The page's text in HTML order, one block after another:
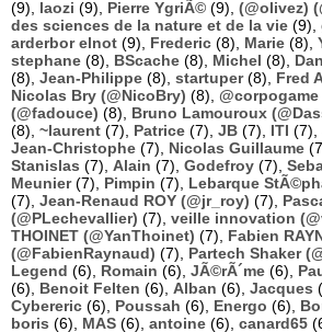
(9), laozi (9), Pierre YgriÃ© (9), (@olivez)
des sciences de la nature et de la vie (9),
arderbor elnot (9), Frederic (8), Marie (8),
stephane (8), BScache (8), Michel (8),
(8), Jean-Philippe (8), startuper(8), Fred
Nicolas Bry (@NicoBry) (8), @corpogame
(@fadouce) (8), Bruno Lamouroux
(8), ~laurent (7), Patrice (7), JB (7), ITI (7),
Jean-Christophe (7), Nicolas Guillaume
Stanislas (7), Alain (7), Godefroy (7),
Meunier(7), Pimpin (7), Lebarque
(7), Jean-Renaud ROY (@jr_roy) (7),
(@PLechevallier) (7), veille innovation
THOINET (@YanThoinet) (7), Fabien
(@FabienRaynaud) (7), Partech Shaker
Legend (6), Romain (6), JÃ©rÃ´me (6),
(6), Benoit Felten (6), Alban (6), Jacques
Cybereric (6), Poussah (6), Energo (6),
boris (6), MAS (6), antoine (6), canard65